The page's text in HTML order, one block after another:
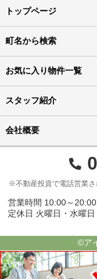
トップページ
町名から検索
お気に入り物件一覧
スタッフ紹介
会社概要
※不動産投資で電話営業
営業時間 10:00～20:00
定休日 火曜日・水曜日
©ア